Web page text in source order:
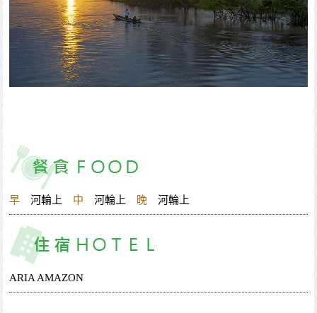
早 河輪上 中 河輪上 晚 河輪上
ARIA AMAZON